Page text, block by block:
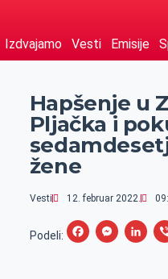
Izdvajamo Vesti Emisije
Hapšenje u
Pljačka i
žene
Vesti 12. februar 2022.
Podeli:
F
M
L